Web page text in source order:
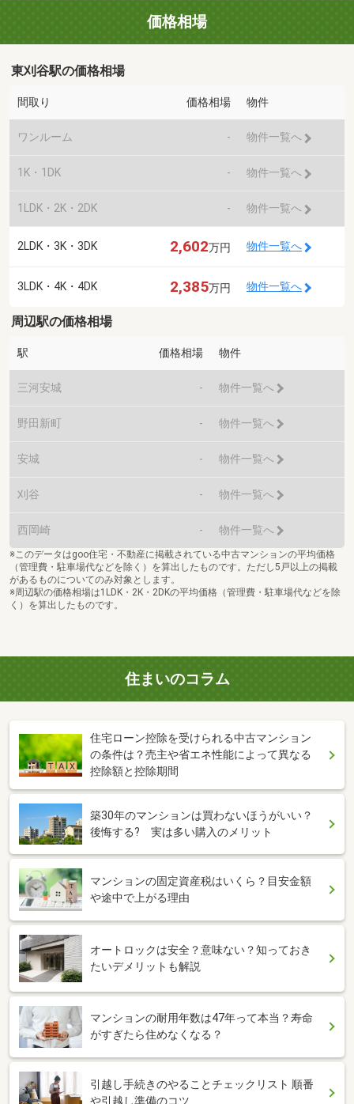
価格相場
東刈谷駅の価格相場
間取り 価格相場 物件
ワンルーム - 物件一覧へ
1K・1DK - 物件一覧へ
1LDK・2K・2DK - 物件一覧へ
2LDK・3K・3DK 2,602万円 物件一覧へ
3LDK・4K・4DK 2,385万円 物件一覧へ
周辺駅の価格相場
駅 価格相場 物件
三河安城 - 物件一覧へ
野田新町 - 物件一覧へ
安城 - 物件一覧へ
刈谷 - 物件一覧へ
西岡崎 - 物件一覧へ
※このデータはgoo住宅・不動産に掲載されている中古マンションの平均価格
（管理費・駐車場代などを除く）を算出したものです。ただし5戸以上の掲載
があるものについてのみ対象とします。
※周辺駅の価格相場は1LDK・2K・2DKの平均価格（管理費・駐車場代などを除
く）を算出したものです。
住まいのコラム
住宅ローン控除を受けられる中古マンション
の条件は？売主や省エネ性能によって異なる
控除額と控除期間
築30年のマンションは買わないほうがいい？
後悔する? 実は多い購入のメリット
マンションの固定資産税はいくら？目安金額
や途中で上がる理由
オートロックは安全？意味ない？知っておき
たいデメリットも解説
マンションの耐用年数は47年って本当？寿命
がすぎたら住めなくなる？
引越し手続きのやることチェックリスト 順番
や引越し準備のコツ